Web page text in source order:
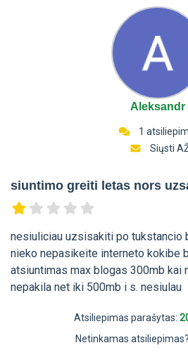
Aleksandr
1
Siųsti
siuntimo greiti letas nors
nesiuliciau uzsisakiti po tukstancio
nieko nepasikeite interneto kokibe
atsiuntimas max blogas 300mb kai
nepakila net iki 500mb i s. nesiulau
Atsiliepimas parašytas:
Netinkamas atsiliepimas?